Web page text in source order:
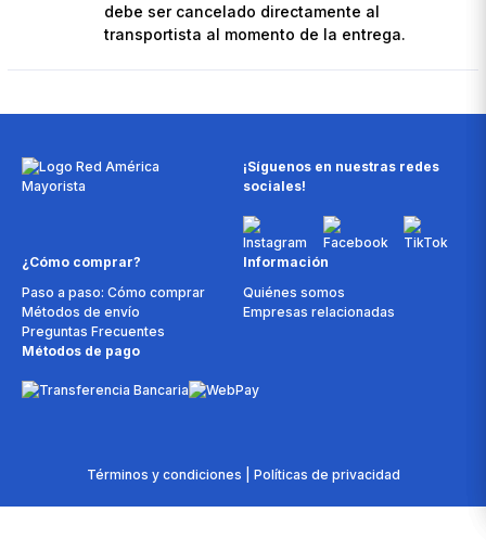
debe ser cancelado directamente al
transportista al momento de la entrega.
¡Síguenos en nuestras redes
sociales!
¿Cómo comprar?
Paso a paso: Cómo comprar
Métodos de envío
Preguntas Frecuentes
Información
Quiénes somos
Empresas relacionadas
Métodos de pago
Términos y condiciones | Políticas de privacidad